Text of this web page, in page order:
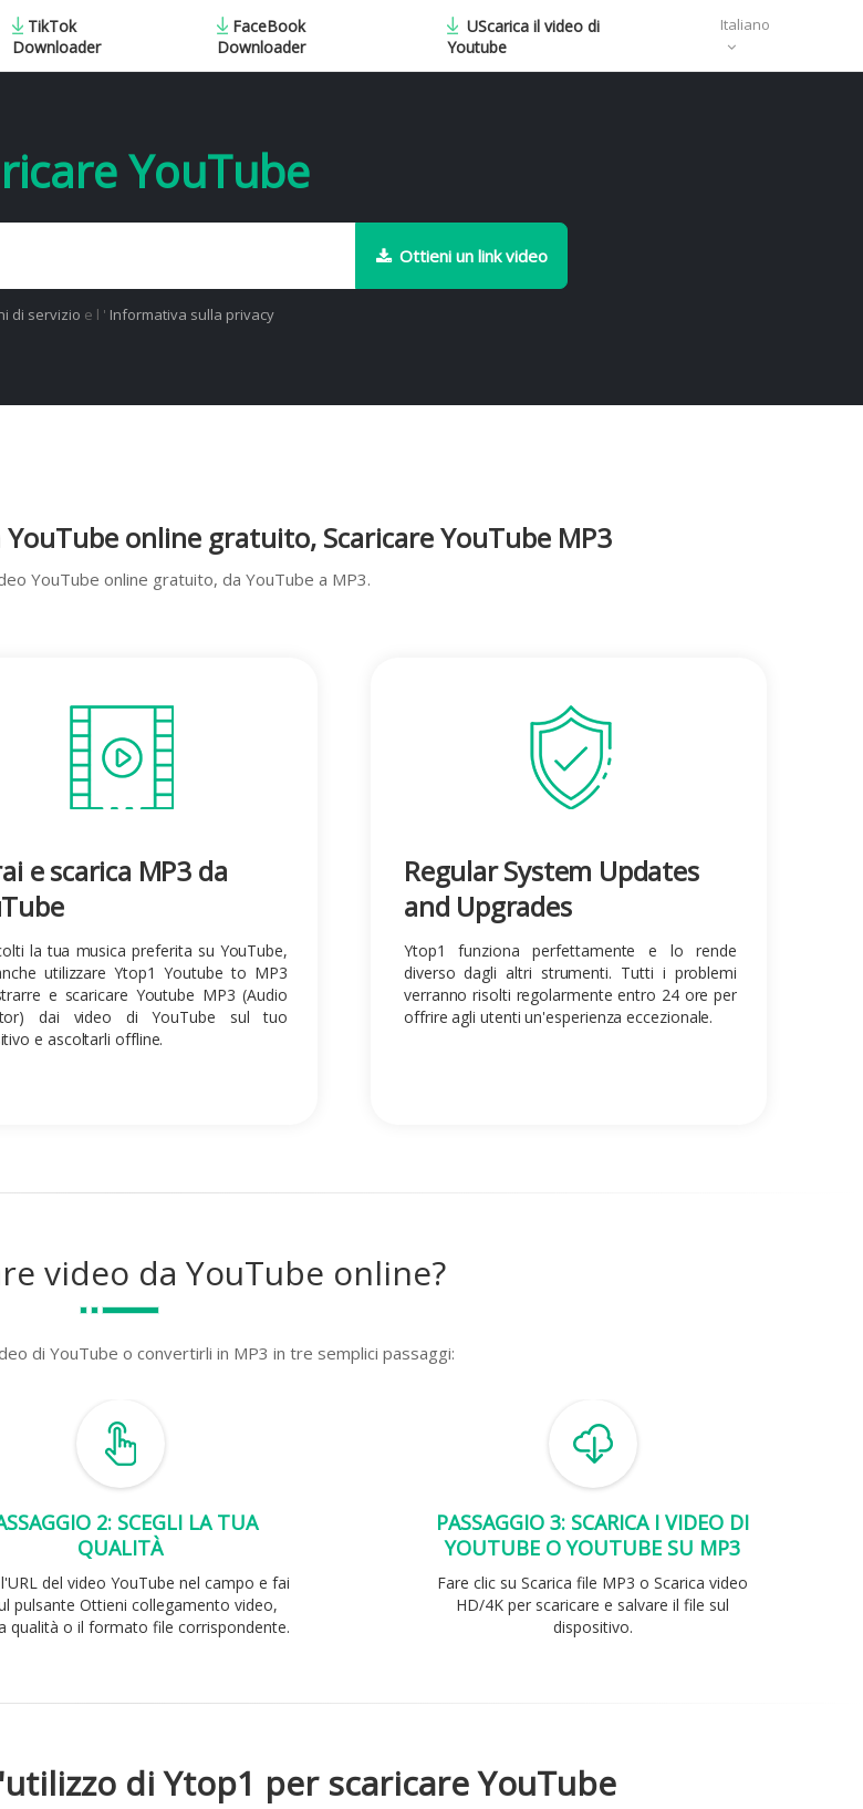
TikTok
Downloader
FaceBook
Downloader
UScarica il video di
Youtube
Italiano
YouTube
Ottieni un link video
di servizio e l ' Informativa sulla privacy
YouTube online gratuito, Scaricare YouTube MP3
YouTube online gratuito, da YouTube a MP3.
e scarica MP3 da
la tua musica preferita su YouTube,
utilizzare Ytop1 Youtube to MP3
e scaricare Youtube MP3 (Audio
dai video di YouTube sul tuo
e ascoltarli offline.
Regular System Updates
and Upgrades
Ytop1 funziona perfettamente e lo rende
diverso dagli altri strumenti. Tutti i problemi
verranno risolti regolarmente entro 24 ore per
offrire agli utenti un'esperienza eccezionale.
video da YouTube online?
di YouTube o convertirli in MP3 in tre semplici passaggi:
2: SCEGLI LA TUA
QUALITÀ
del video YouTube nel campo e fai
pulsante Ottieni collegamento video,
qualità o il formato file corrispondente.
PASSAGGIO 3: SCARICA I VIDEO DI
YOUTUBE O YOUTUBE SU MP3
Fare clic su Scarica file MP3 o Scarica video
HD/4K per scaricare e salvare il file sul
dispositivo.
di Ytop1 per scaricare YouTube